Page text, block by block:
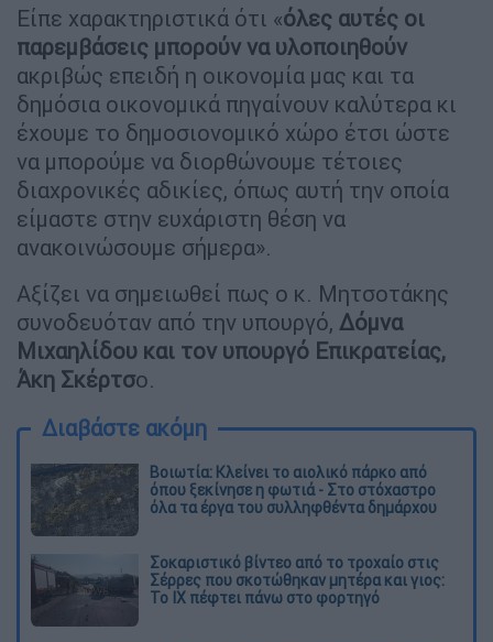
Είπε χαρακτηριστικά ότι «όλες αυτές οι
παρεμβάσεις μπορούν να υλοποιηθούν
ακριβώς επειδή η οικονομία μας και τα
δημόσια οικονομικά πηγαίνουν καλύτερα κι
έχουμε το δημοσιονομικό χώρο έτσι ώστε
να μπορούμε να διορθώνουμε τέτοιες
διαχρονικές αδικίες, όπως αυτή την οποία
είμαστε στην ευχάριστη θέση να
ανακοινώσουμε σήμερα».
Αξίζει να σημειωθεί πως ο κ. Μητσοτάκης
συνοδευόταν από την υπουργό, Δόμνα
Μιχαηλίδου και τον υπουργό Επικρατείας,
Άκη Σκέρτσο.
Διαβάστε ακόμη
Βοιωτία: Κλείνει το αιολικό πάρκο από
όπου ξεκίνησε η φωτιά - Στο στόχαστρο
όλα τα έργα του συλληφθέντα δημάρχου
Σοκαριστικό βίντεο από το τροχαίο στις
Σέρρες που σκοτώθηκαν μητέρα και γιος:
Το ΙΧ πέφτει πάνω στο φορτηγό